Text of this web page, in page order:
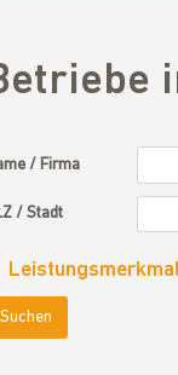
/ Firma
/ Stadt
Suchen